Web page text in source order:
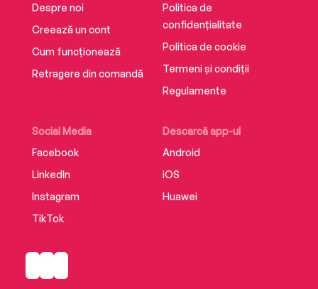
Despre noi
Creează un cont
Cum funcționează
Retragere din comandă
Social Media
Facebook
LinkedIn
Instagram
TikTok
Descarcă app-ul
Android
iOS
Huawei
Politica de
confidențialitate
Politica de cookie
Termeni și condiții
Regulamente